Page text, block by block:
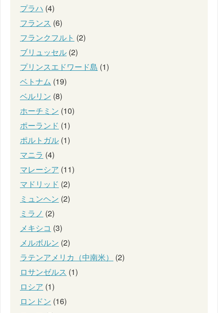
プラハ (4)
フランス (6)
フランクフルト (2)
ブリュッセル (2)
プリンスエドワード島 (1)
ベトナム (19)
ベルリン (8)
ホーチミン (10)
ポーランド (1)
ポルトガル (1)
マニラ (4)
マレーシア (11)
マドリッド (2)
ミュンヘン (2)
ミラノ (2)
メキシコ (3)
メルボルン (2)
ラテンアメリカ（中南米）
(2)
ロサンゼルス (1)
ロシア (1)
ロンドン (16)